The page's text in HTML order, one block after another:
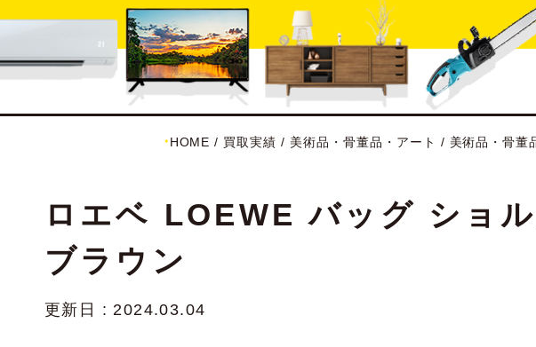
HOME / 買取実績 / 美術品・骨董品・アート / 美術品・骨董
ロエベ LOEWE バッグ ショ
ブラウン
更新日 : 2024.03.04